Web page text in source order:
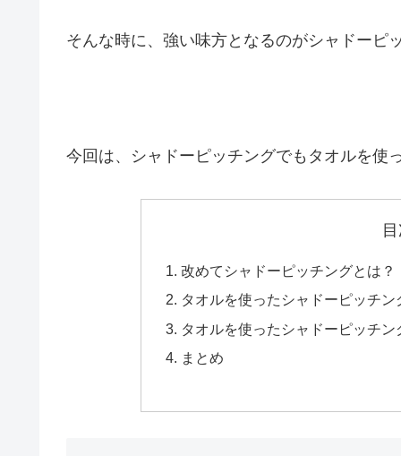
そんな時に、強い味方となるのがシャドーピ
今回は、シャドーピッチングでもタオルを使
改めてシャドーピッチングとは？
タオルを使ったシャドーピッチ
タオルを使ったシャドーピッチ
まとめ